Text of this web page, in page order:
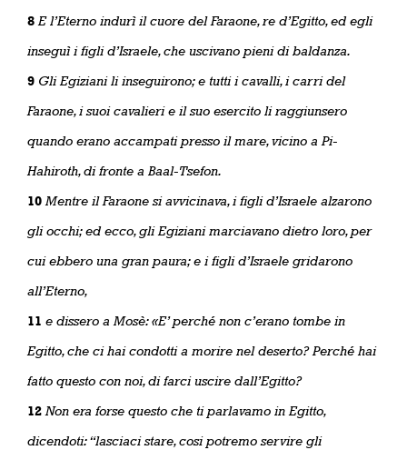
8 E l’Eterno indurì il cuore del Faraone, re d’Egitto, ed egli
inseguì i figli d’Israele, che uscivano pieni di baldanza.
9 Gli Egiziani li inseguirono; e tutti i cavalli, i carri del
Faraone, i suoi cavalieri e il suo esercito li raggiunsero
quando erano accampati presso il mare, vicino a Pi-
Hahiroth, di fronte a Baal-Tsefon.
10 Mentre il Faraone si avvicinava, i figli d’Israele alzarono
gli occhi; ed ecco, gli Egiziani marciavano dietro loro, per
cui ebbero una gran paura; e i figli d’Israele gridarono
all’Eterno,
11 e dissero a Mosè: «E’ perché non c’erano tombe in
Egitto, che ci hai condotti a morire nel deserto? Perché hai
fatto questo con noi, di farci uscire dall’Egitto?
12 Non era forse questo che ti parlavamo in Egitto,
dicendoti: “lasciaci stare, cosi potremo servire gli